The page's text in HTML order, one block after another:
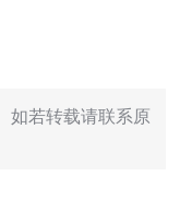
如若转载请联系原